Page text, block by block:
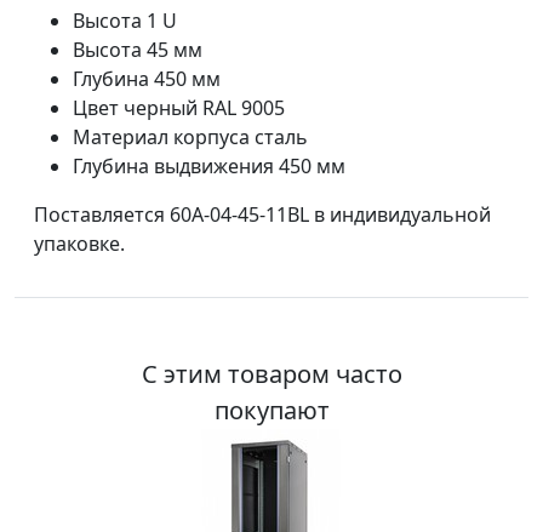
Высота 1 U
Высота 45 мм
Глубина 450 мм
Цвет черный RAL 9005
Материал корпуса сталь
Глубина выдвижения 450 мм
Поставляется 60A-04-45-11BL в индивидуальной
упаковке.
С этим товаром часто
покупают